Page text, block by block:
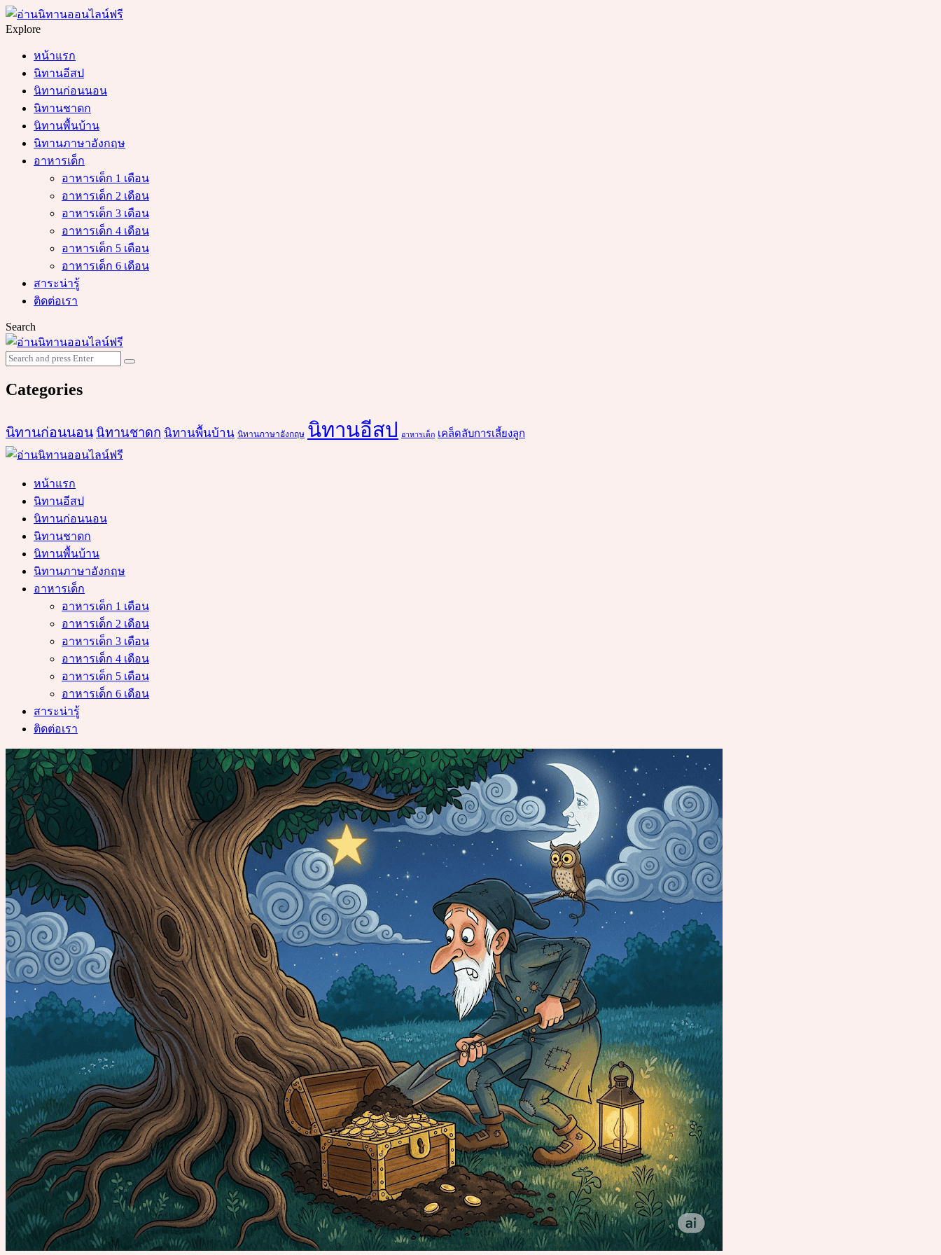
Menu
Search
Explore
หน้าแรก
นิทานอีสป
นิทานก่อนนอน
นิทานชาดก
นิทานพื้นบ้าน
นิทานภาษาอังกฤษ
อาหารเด็ก
อาหารเด็ก 1 เดือน
อาหารเด็ก 2 เดือน
อาหารเด็ก 3 เดือน
อาหารเด็ก 4 เดือน
อาหารเด็ก 5 เดือน
อาหารเด็ก 6 เดือน
สาระน่ารู้
ติดต่อเรา
Search
Search
for:
Search
Categories
นิทานก่อนนอน นิทานชาดก นิทานพื้นบ้าน นิทานภาษาอังกฤษ นิทานอีสป อาหารเด็ก เคล็ดลับการเลี้ยงลูก
หน้าแรก
นิทานอีสป
นิทานก่อนนอน
นิทานชาดก
นิทานพื้นบ้าน
นิทานภาษาอังกฤษ
อาหารเด็ก
อาหารเด็ก 1 เดือน
อาหารเด็ก 2 เดือน
อาหารเด็ก 3 เดือน
อาหารเด็ก 4 เดือน
อาหารเด็ก 5 เดือน
อาหารเด็ก 6 เดือน
สาระน่ารู้
ติดต่อเรา